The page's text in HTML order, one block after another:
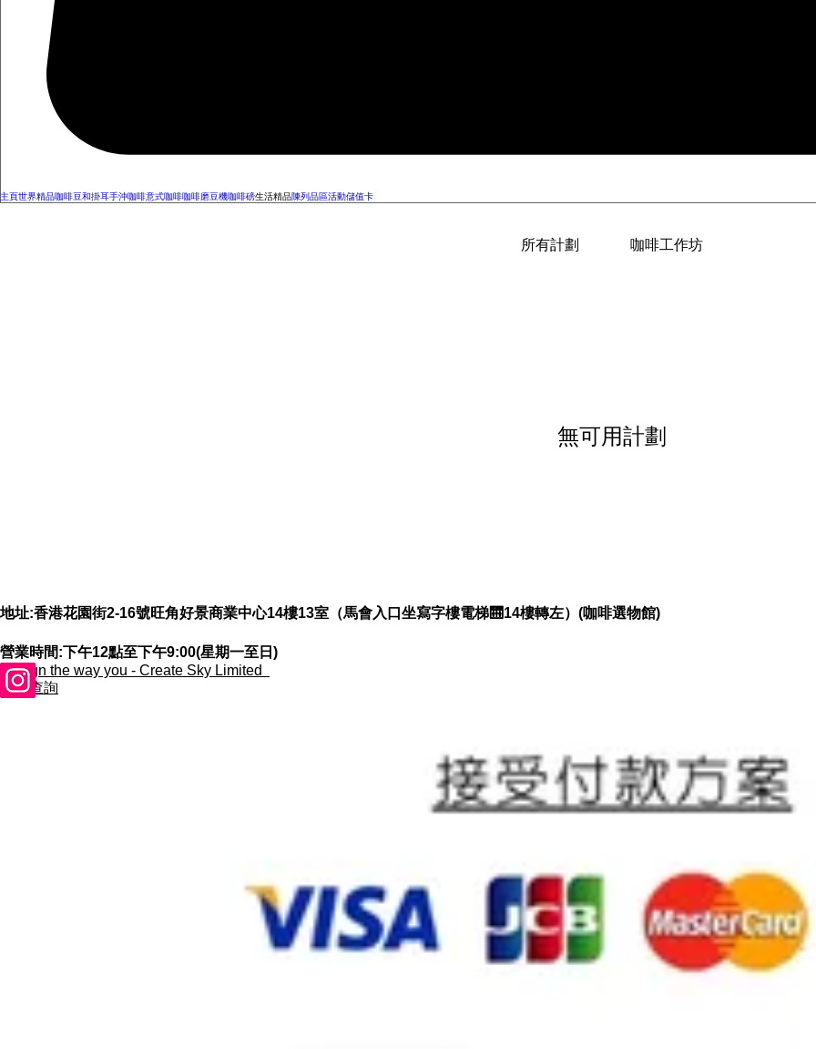
主頁世界精品咖啡豆和掛耳手沖咖啡意式咖啡咖啡磨豆機咖啡磅生活精品陳列品區活動儲值卡
所有計劃 咖啡工作坊
無可用計劃
地址:香港花園街2-16號旺角好景商業中心14樓13室（馬會入口坐寫字樓電梯🛗14樓轉左）(咖啡選物館)
營業時間:下午12點至下午9:00(星期一至日)
​Design the way you - Create Sky Limited
合作查詢